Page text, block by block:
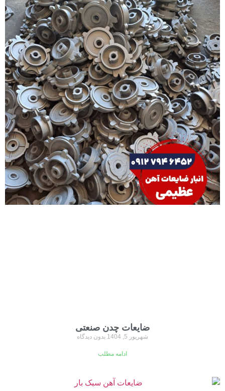
ضایعات چدن صنعتی
شهریور 5, 1404 بدون دیدگاه
ادامه مطلب